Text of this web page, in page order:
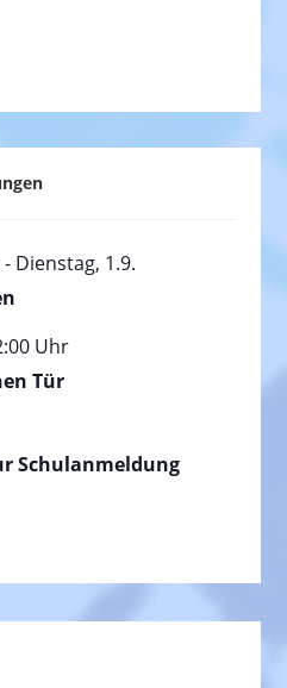
- Dienstag, 1.9.
Uhr
Tür
Schulanmeldung